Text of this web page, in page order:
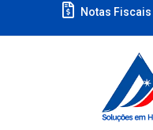
Notas Fiscais